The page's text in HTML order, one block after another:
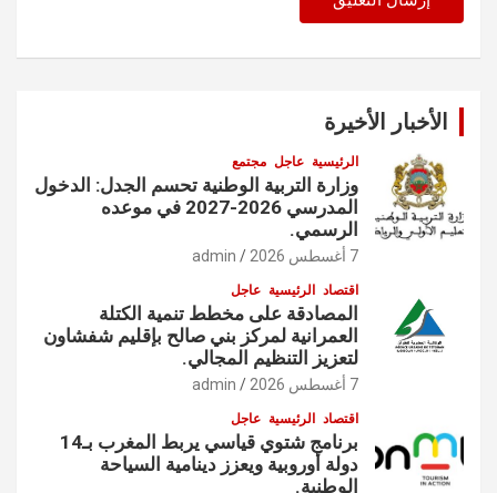
الأخبار الأخيرة
الرئيسية عاجل مجتمع
وزارة التربية الوطنية تحسم الجدل: الدخول
المدرسي 2026-2027 في موعده
الرسمي.
7 أغسطس 2026 admin
اقتصاد الرئيسية عاجل
المصادقة على مخطط تنمية الكتلة
العمرانية لمركز بني صالح بإقليم شفشاون
لتعزيز التنظيم المجالي.
7 أغسطس 2026 admin
اقتصاد الرئيسية عاجل
برنامج شتوي قياسي يربط المغرب بـ14
دولة أوروبية ويعزز دينامية السياحة
الوطنية.